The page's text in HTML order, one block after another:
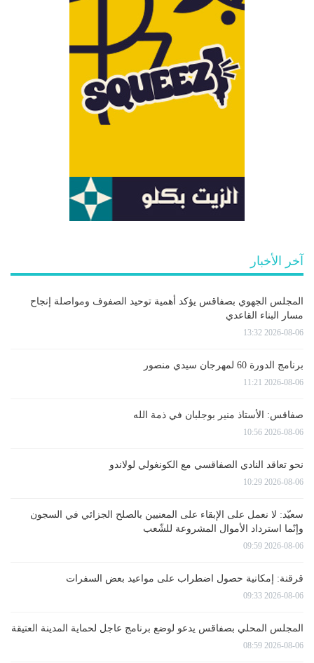
آخر الأخبار
المجلس الجهوي بصفاقس يؤكد أهمية توحيد الصفوف ومواصلة إنجاح
مسار البناء القاعدي
2026-08-06 13:32
برنامج الدورة 60 لمهرجان سيدي منصور
2026-08-06 11:21
صفاقس: الأستاذ منير بوجلبان في ذمة الله
2026-08-06 10:56
نحو تعاقد النادي الصفاقسي مع الكونغولي لولاندو
2026-08-06 10:29
سعيّد: لا نعمل على الإبقاء على المعنيين بالصلح الجزائي في السجون
وإنّما استرداد الأموال المشروعة للشّعب
2026-08-06 09:59
قرقنة: إمكانية حصول اضطراب على مواعيد بعض السفرات
2026-08-06 09:33
المجلس المحلي بصفاقس يدعو لوضع برنامج عاجل لحماية المدينة العتيقة
2026-08-06 08:59